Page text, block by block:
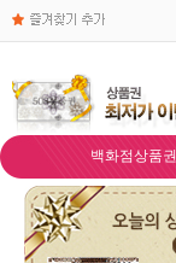
백화점상품권